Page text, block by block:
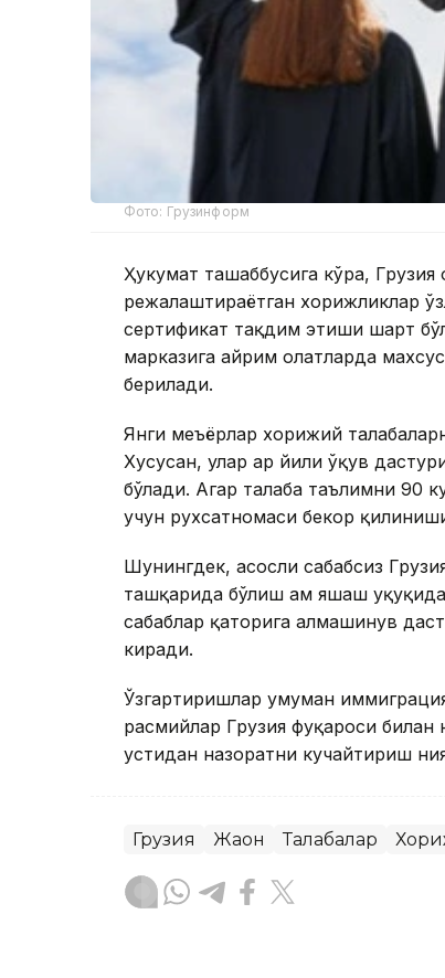
Фото: Грузинформ
Ҳукумат ташаббусига кўра,
режалаштираётган хорижликлар
сертификат тақдим этиши шарт
марказига айрим ҳолатларда
берилади.
Янги меъёрлар хорижий
Хусусан, улар ҳар йили ўқув
бўлади. Агар талаба таълимни 90
учун рухсатномаси бекор
Шунингдек, асосли сабабсиз
ташқарида бўлиш ҳам яшаш
сабаблар қаторига алмашинув
киради.
Ўзгартиришлар умуман
расмийлар Грузия фуқароси
устидан назоратни кучайтириш
Грузия Жаҳон Талабалар